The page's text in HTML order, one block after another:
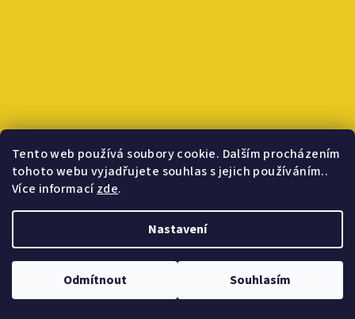
Tento web používá soubory cookie. Dalším procházením
tohoto webu vyjadřujete souhlas s jejich používáním..
Více informacízde.
Nastavení
Odmítnout Souhlasím
Sledovat na Instagramu
INLAKECH MEDICINE
Vytvořil Shoptet